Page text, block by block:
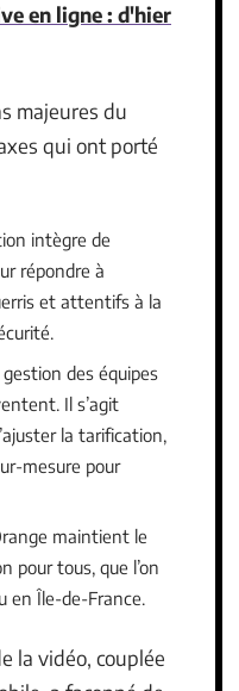
en ligne : d'hier
majeures du
qui ont porté
intègre de
répondre à
et attentifs à la
gestion des équipes
Il s’agit
la tarification,
mesure pour
maintient le
pour tous, que l’on
en Île-de-France.
la vidéo, couplée